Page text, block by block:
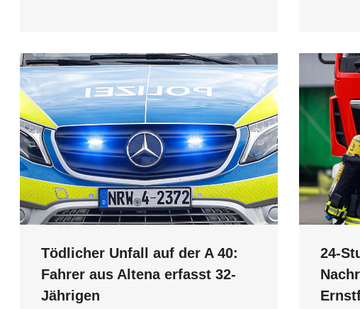
Tödlicher Unfall auf der A 40:
Fahrer aus Altena erfasst 32-
Jährigen
24-